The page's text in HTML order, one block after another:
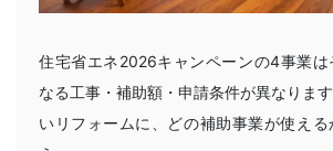
住宅省エネ2026キャンペーンの4事業は
なる工事・補助額・申請条件が異なりま
いリフォームに、どの補助事業が使える